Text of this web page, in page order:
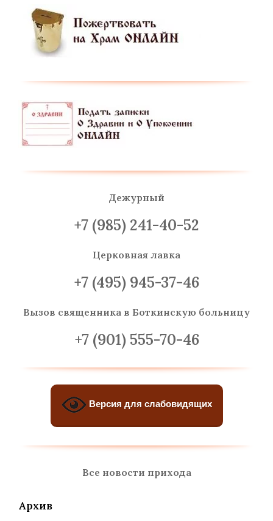
Дежурный
+7 (985) 241-40-52
Церковная лавка
+7 (495) 945-37-46
Вызов священника в Боткинскую больницу
+7 (901) 555-70-46
Версия для слабовидящих
Все новости прихода
Архив